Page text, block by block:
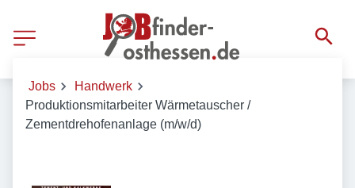
Jobs
Handwerk
Produktionsmitarbeiter Wärmetauscher /
Zementdrehofenanlage (m/w/d)